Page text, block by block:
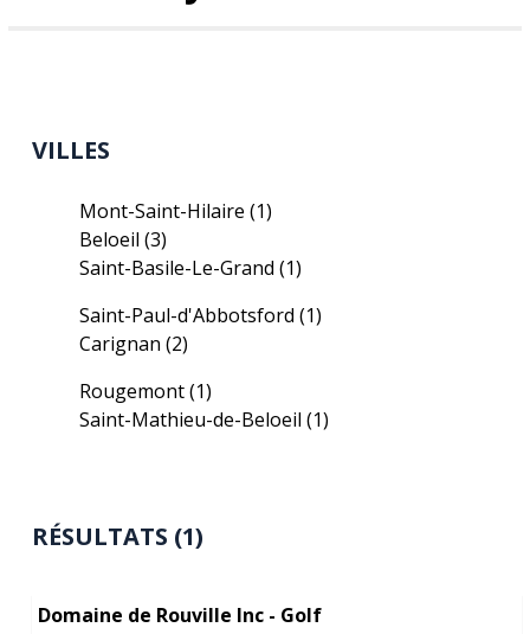
VILLES
Mont-Saint-Hilaire(1)
Beloeil(3)
Saint-Basile-Le-Grand(1)
Saint-Paul-d'Abbotsford(1)
Carignan(2)
Rougemont(1)
Saint-Mathieu-de-Beloeil(1)
RÉSULTATS (1)
Domaine de Rouville Inc - Golf